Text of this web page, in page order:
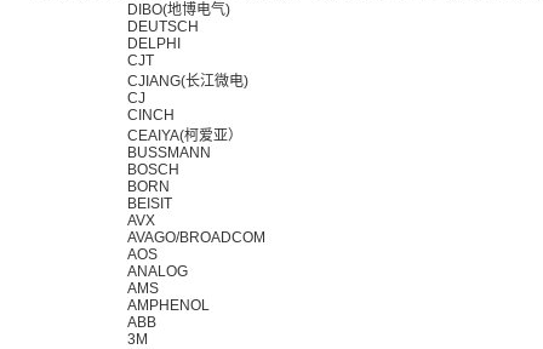
DIBO(地博电气)
DEUTSCH
DELPHI
CJT
CJIANG(长江微电)
CJ
CINCH
CEAIYA(柯爱亚）
BUSSMANN
BOSCH
BORN
BEISIT
AVX
AVAGO/BROADCOM
AOS
ANALOG
AMS
AMPHENOL
ABB
3M